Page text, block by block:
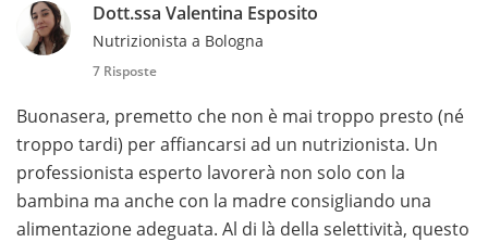
Dott.ssa Valentina Esposito
Nutrizionista a Bologna
7 Risposte
Buonasera, premetto che non è mai troppo presto (né
troppo tardi) per affiancarsi ad un nutrizionista. Un
professionista esperto lavorerà non solo con la
bambina ma anche con la madre consigliando una
alimentazione adeguata. Al di là della selettività, questo